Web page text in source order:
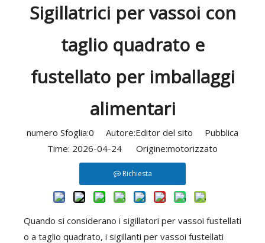
Sigillatrici per vassoi con
taglio quadrato e
fustellato per imballaggi
alimentari
numero Sfoglia:0 Autore:Editor del sito Pubblica
Time: 2026-04-24 Origine:motorizzato
Richiesta
Quando si considerano i sigillatori per vassoi fustellati
o a taglio quadrato, i sigillanti per vassoi fustellati